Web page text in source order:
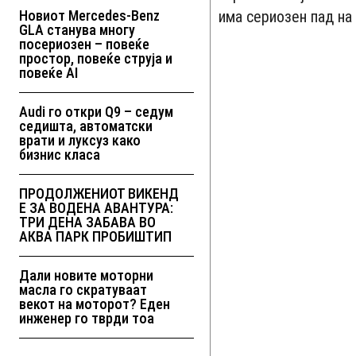
Новиот Mercedes-Benz
GLA станува многу
посериозен – повеќе
простор, повеќе струја и
повеќе AI
Audi го откри Q9 – седум
седишта, автоматски
врати и луксуз како
бизнис класа
ПРОДОЛЖЕНИОТ ВИКЕНД
Е ЗА ВОДЕНА АВАНТУРА:
ТРИ ДЕНА ЗАБАВА ВО
АКВА ПАРК ПРОБИШТИП
Дали новите моторни
масла го скратуваат
векот на моторот? Еден
инженер го тврди тоа
има сериозен пад